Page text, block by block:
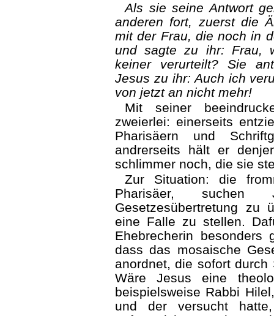
Als sie seine Antwort
anderen fort, zuerst die
mit der Frau, die noch in
und sagte zu ihr: Frau,
keiner verurteilt? Sie
Jesus zu ihr: Auch ich
von jetzt an nicht mehr!
Mit seiner
zweierlei: einerseits
Pharisäern und
andrerseits hält er
schlimmer noch, die sie
Zur Situation: die
Pharisäer, suchen
Gesetzesübertretung zu
eine Falle zu stellen.
Ehebrecherin
dass das mosaische
anordnet, die sofort
Wäre Jesus eine
beispielsweise Rabbi
und der versucht